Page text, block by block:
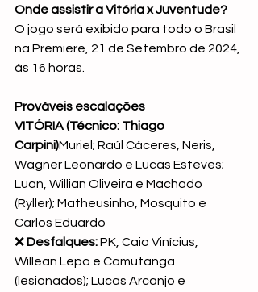
Onde assistir a Vitória x Juventude?
O jogo será exibido para todo o Brasil
na Premiere, 21 de Setembro de 2024,
ás 16 horas.
Prováveis escalações
VITÓRIA (Técnico: Thiago
Carpini)Muriel; Raúl Cáceres, Neris,
Wagner Leonardo e Lucas Esteves;
Luan, Willian Oliveira e Machado
(Ryller); Matheusinho, Mosquito e
Carlos Eduardo
❌ Desfalques: PK, Caio Vinícius,
Willean Lepo e Camutanga
(lesionados); Lucas Arcanjo e